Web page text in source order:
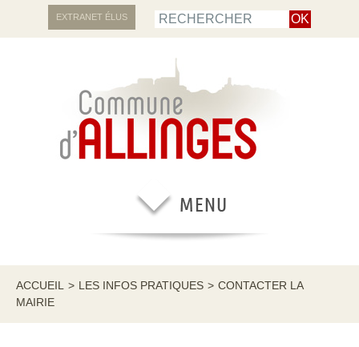
EXTRANET ÉLUS
ACCUEIL > LES INFOS PRATIQUES > CONTACTER LA
MAIRIE